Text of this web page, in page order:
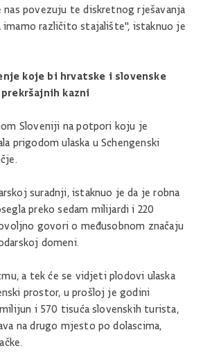
nas povezuju te diskretnog rješavanja
različito stajalište", istaknuo je
koje bi hrvatske i slovenske
kazni
Sloveniji na potpori koju je
prigodom ulaska u Schengenski
suradnji, istaknuo je da je robna
preko sedam milijardi i 220
govori o međusobnom značaju
domeni.
a tek će se vidjeti plodovi ulaska
prostor, u prošloj je godini
i 570 tisuća slovenskih turista,
na drugo mjesto po dolascima,